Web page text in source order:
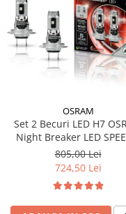
OSRAM
Set 2 Becuri LED H7
Night Breaker LED
Street Legal, 6000K,
1:1, Montaj Rapid
805,00 Lei
724,50 Lei